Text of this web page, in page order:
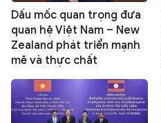
Dấu mốc quan trọng đưa
quan hệ Việt Nam – New
Zealand phát triển mạnh
mẽ và thực chất